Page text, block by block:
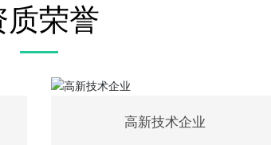
质荣誉
高新技术企业